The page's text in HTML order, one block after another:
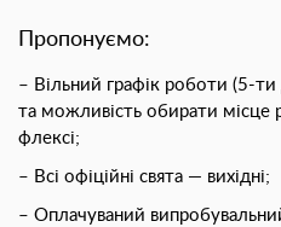
Пропонуємо:
– Вільний графік роботи (5-
та можливість обирати місце
флексі;
– Всі офіційні свята — вихідні;
– Оплачуваний